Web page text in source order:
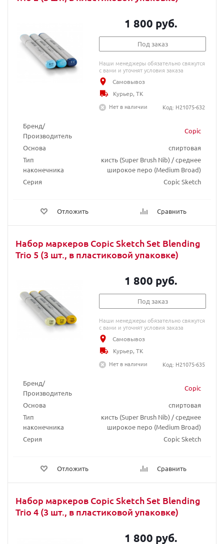
Бренд/
Производитель
Copic
Основа
спиртовая
Тип
наконечника
кисть (Super Brush Nib) / среднее
широкое перо (Medium Broad)
Серия
Copic Sketch
Отложить Сравнить
1 800 руб.
Под заказ
Наши менеджеры обязательно свяжутся
с вами и уточнят условия заказа
Самовывоз
Курьер, ТК
Нет в наличии
Код: H21075-632
Набор маркеров Copic Sketch Set Blending
Trio 5 (3 шт., в пластиковой упаковке)
Бренд/
Производитель
Copic
Основа
спиртовая
Тип
наконечника
кисть (Super Brush Nib) / среднее
широкое перо (Medium Broad)
Серия
Copic Sketch
Отложить Сравнить
1 800 руб.
Под заказ
Наши менеджеры обязательно свяжутся
с вами и уточнят условия заказа
Самовывоз
Курьер, ТК
Нет в наличии
Код: H21075-635
Набор маркеров Copic Sketch Set Blending
Trio 4 (3 шт., в пластиковой упаковке)
1 800 руб.